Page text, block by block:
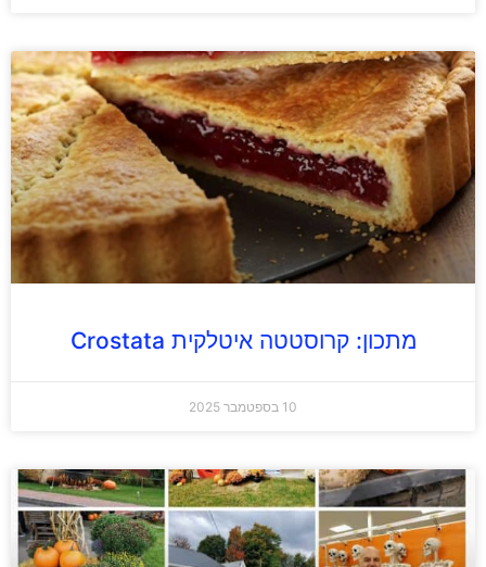
מתכון: קרוסטטה איטלקית Crostata
10 בספטמבר 2025